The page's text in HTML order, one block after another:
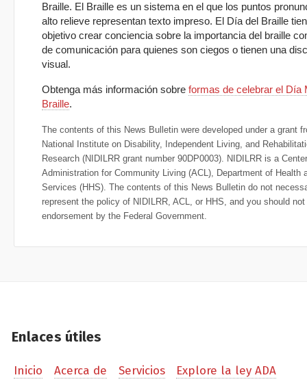
Braille. El Braille es un sistema en el que los puntos
alto relieve representan texto impreso. El Día del Braille
objetivo crear conciencia sobre la importancia del braille
de comunicación para quienes son ciegos o tienen una
visual.
Obtenga más información sobre formas de celebrar el Día
Braille.
The contents of this News Bulletin were developed under a grant
National Institute on Disability, Independent Living, and
Research (NIDILRR grant number 90DP0003). NIDILRR is a
Administration for Community Living (ACL), Department of Health
Services (HHS). The contents of this News Bulletin do not
represent the policy of NIDILRR, ACL, or HHS, and you should
endorsement by the Federal Government.
Enlaces útiles
Inicio Acerca de Servicios
Explore la ley ADA